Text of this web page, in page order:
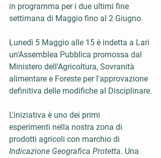
in programma per i due ultimi fine
settimana di Maggio fino al 2 Giugno.
Lunedì 5 Maggio alle 15 è indetta a Lari
un'Assemblea Pubblica promossa dal
Ministero dell'Agricoltura, Sovranità
alimentare e Foreste per l'approvazione
definitiva delle modifiche al Disciplinare.
L'iniziativa è uno dei primi
esperimenti nella nostra zona di
prodotti agricoli con marchio di
Indicazione Geografica Protetta. Una